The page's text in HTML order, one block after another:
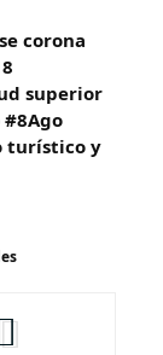
corona
superior
#8Ago
turístico y